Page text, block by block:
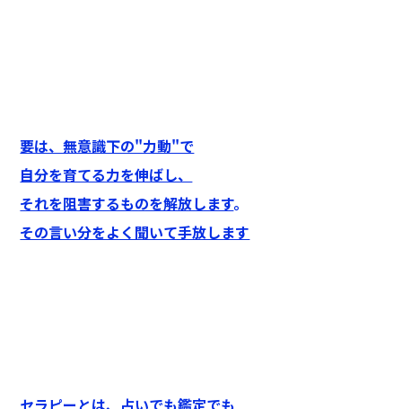
要は、無意識下の"力動"で
自分を育てる力を伸ばし、
それを阻害するものを解放します。
その言い分をよく聞いて手放します
セラピーとは、占いでも鑑定でも